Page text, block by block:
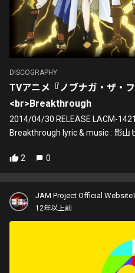
DISCOGRAPHY
TVアニメ『ノブナガ・ザ・
<br>Breakthrough
2014/04/30 RELEASE LACM-
Breakthrough lyric & music : 影山
2 0
JAM Project Official
12年以上前